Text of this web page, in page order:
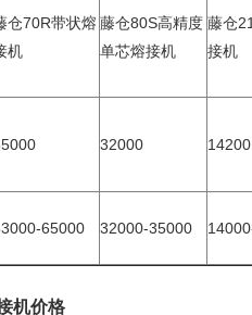
仓70R带状熔
机
藤仓80S高精度
单芯熔接机
藤仓
接机
32000 14200
65000 32000-35000
机价格